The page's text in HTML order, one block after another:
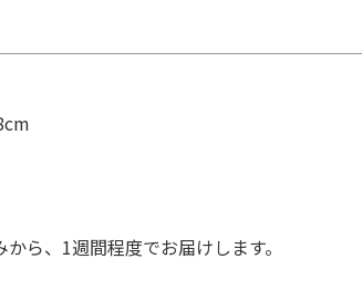
ら、1週間程度でお届けします。